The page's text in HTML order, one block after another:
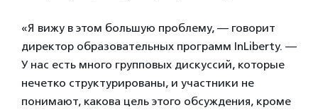
«Я вижу в этом большую проблему, — говорит
директор образовательных программ InLiberty. —
У нас есть много групповых дискуссий, которые
нечетко структурированы, и участники не
понимают, какова цель этого обсуждения, кроме